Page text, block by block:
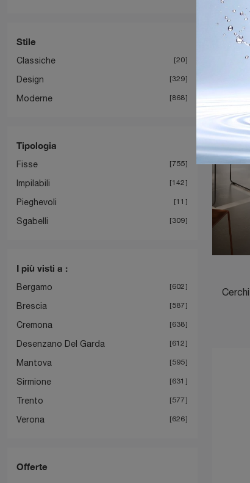
Stile
Classiche 20
Design 329
Moderne 868
Tipologia
Fisse 755
Impilabili 142
Pieghevoli 11
Sgabelli 309
I più visti a :
Bergamo 602
Brescia 587
Cremona 638
Desenzano Del Garda 612
Mantova 595
Sirmione 631
Trento 577
Verona 626
Offerte